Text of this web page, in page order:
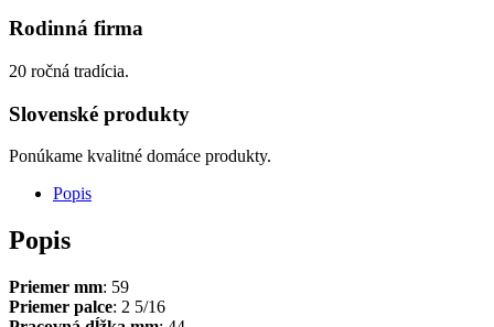
Rodinná firma
20 ročná tradícia.
Slovenské produkty
Ponúkame kvalitné domáce produkty.
Popis
Popis
Priemer mm: 59
Priemer palce: 2 5/16